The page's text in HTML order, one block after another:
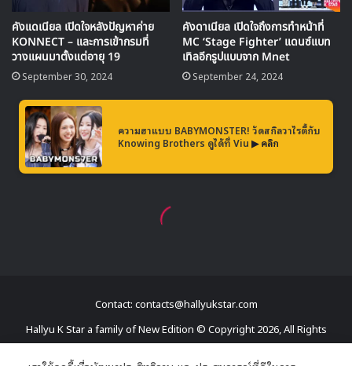
Contact: contacts@hallyukstar.com
Hallyu K Star a family of New Edition © Copyright 2026, All Rights